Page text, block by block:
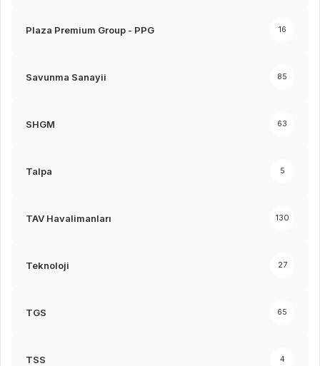
Plaza Premium Group - PPG 16
Savunma Sanayii 85
SHGM 63
Talpa 5
TAV Havalimanları 130
Teknoloji 27
TGS 65
TSS 4